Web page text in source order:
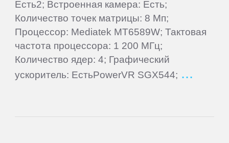
Есть2; Встроенная камера: Есть;
Количество точек матрицы: 8 Мп;
Процессор: Mediatek MT6589W; Тактовая
частота процессора: 1 200 МГц;
Количество ядер: 4; Графический
ускоритель: ЕстьPowerVR SGX544;
Perfeo
PiPO
Plark